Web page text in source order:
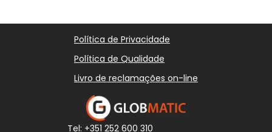
Política de Privacidade
Política de Qualidade
Livro de reclamações on-line
Tel: +351 252 600 310